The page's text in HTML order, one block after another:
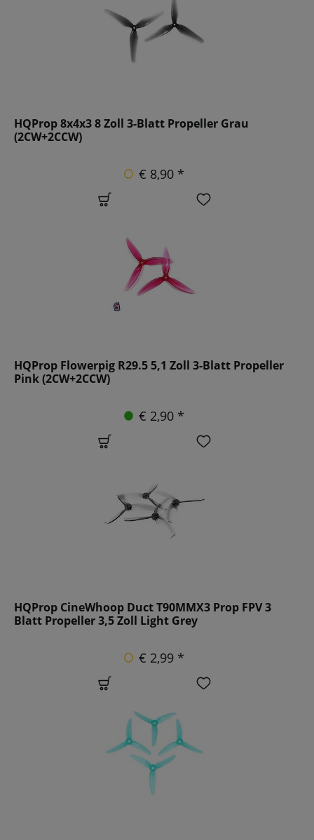
HQProp 8x4x3 8 Zoll 3-Blatt Propeller Grau
(2CW+2CCW)
€ 8,90 *
HQProp Flowerpig R29.5 5,1 Zoll 3-Blatt Propeller
Pink (2CW+2CCW)
€ 2,90 *
HQProp CineWhoop Duct T90MMX3 Prop FPV 3
Blatt Propeller 3,5 Zoll Light Grey
€ 2,99 *